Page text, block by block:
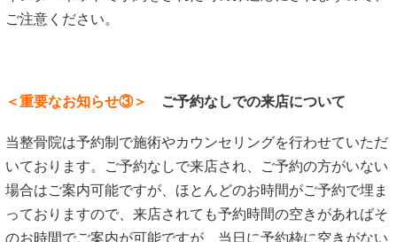
ご注意ください。
＜重要なお知らせ③＞ ご予約なしでの来店について
当整骨院は予約制で施術やカウンセリングを行わせていただ
いております。ご予約なしで来店され、ご予約の方がいない
場合はご案内可能ですが、ほとんどのお時間がご予約で埋ま
っておりますので、来店されても予約時間の空きがあればそ
のお時間でご案内が可能ですが、当日に予約枠に空きがない